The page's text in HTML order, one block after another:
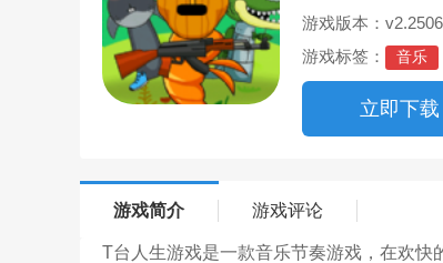
游戏版本：
游戏标签：
音乐
立即下载
游戏简介 游戏评论
T台人生游戏是一款音乐节奏游戏，在欢